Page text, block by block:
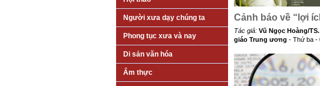
Người xưa dạy chúng ta
Phong tục xưa và nay
Di sản văn hóa
Ẩm thực
Cảnh báo về “lợi
Tác giả: Vũ Ngọc Hoàng/
giáo Trung ương - Thứ ba -